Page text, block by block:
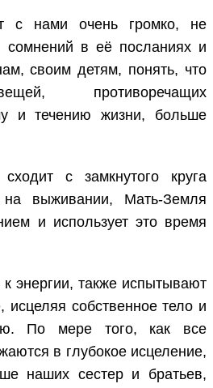
с нами очень громко, не
сомнений в её посланиях и
своим детям, понять, что
противоречащих
и течению жизни, больше
с замкнутого круга
на выживании, Мать-Земля
и использует это время
к энергии, также испытывают
исцеляя собственное тело и
По мере того, как все
в глубокое исцеление,
наших сестер и братьев,